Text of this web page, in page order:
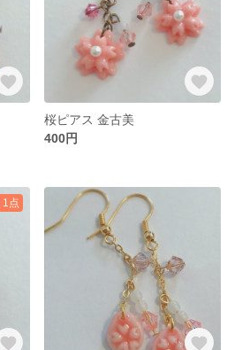
桜ピアス 金古美
400円
1点